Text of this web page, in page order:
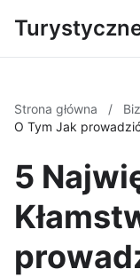
Strona główna /
O Tym Jak
5